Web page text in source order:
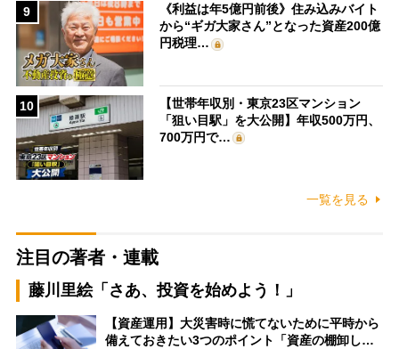
9
《利益は年5億円前後》住み込みバイト
から“ギガ大家さん”となった資産200億
円税理…
10
【世帯年収別・東京23区マンション
「狙い目駅」を大公開】年収500万円、
700万円で…
一覧を見る
注目の著者・連載
藤川里絵「さあ、投資を始めよう！」
【資産運用】大災害時に慌てないために平時から
備えておきたい3つのポイント「資産の棚卸し…